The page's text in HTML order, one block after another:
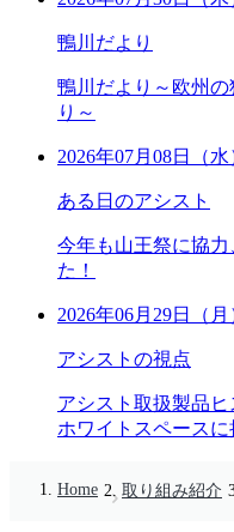
鴨川だより
鴨川だより～欧州の
り～
2026年07月08日（水
ある日のアシスト
今年も山王祭に協
た！
2026年06月29日（月
アシストの視点
アシスト取扱製品ヒ
ホワイトスペースに
Home 取り組み紹介